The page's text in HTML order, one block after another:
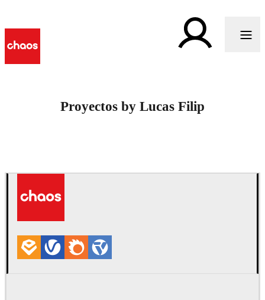
Proyectos by Lucas Filip